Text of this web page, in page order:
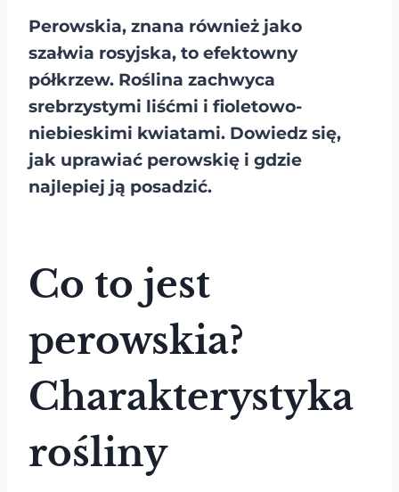
Perowskia, znana również jako
szałwia rosyjska, to efektowny
półkrzew. Roślina zachwyca
srebrzystymi liśćmi i fioletowo-
niebieskimi kwiatami. Dowiedz się,
jak uprawiać perowskię i gdzie
najlepiej ją posadzić.
Co to jest
perowskia?
Charakterystyka
rośliny